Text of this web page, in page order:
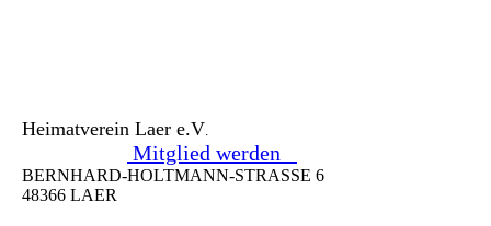
Heimatverein Laer e.V
Mitglied werden
BERNHARD-HOLTMANN-STRASSE 6
48366 LAER